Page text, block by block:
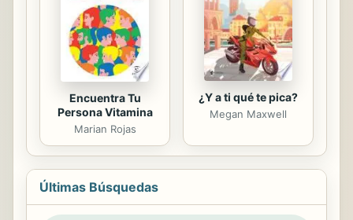
Encuentra Tu
Persona Vitamina
Marian Rojas
¿Y a ti qué te pica?
Megan Maxwell
Últimas Búsquedas